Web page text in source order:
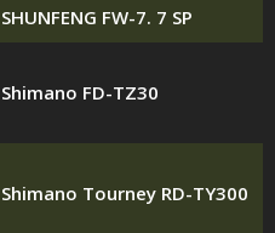
SHUNFENG FW-7. 7 SP
Shimano FD-TZ30
Shimano Tourney RD-TY300